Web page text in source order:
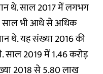
थे. साल 2017 में लगभग
साल भी आधे से अधिक
थे. यह संख्या 2016 की
2019 में 1.46 करोड़
2018 से 5.80 लाख